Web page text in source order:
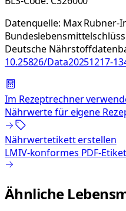
Datenquelle: Max Rubner-
Deutsche
10.25826/Data20251217-
Im Rezeptrechner
Nährwerte für eigene
Nährwertetikett erstellen
LMIV-konformes PDF-
Ähnliche